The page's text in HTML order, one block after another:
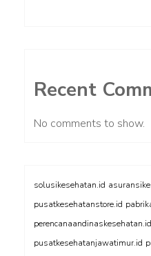
Recent
No comments to show.
solusikesehatan.id
pusatkesehatanstore.id
perencanaandinaskesehatan.id
pusatkesehatanjawatimur.id